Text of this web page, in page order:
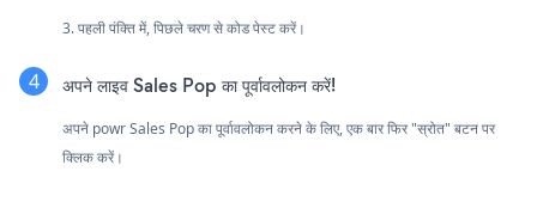
3. पहली पंक्ति में, पिछले चरण से कोड पेस्ट करें।
अपने लाइव Sales Pop का पूर्वावलोकन करें!
अपने powr Sales Pop का पूर्वावलोकन करने के लिए, एक बार फिर "स्रोत" बटन पर
क्लिक करें।